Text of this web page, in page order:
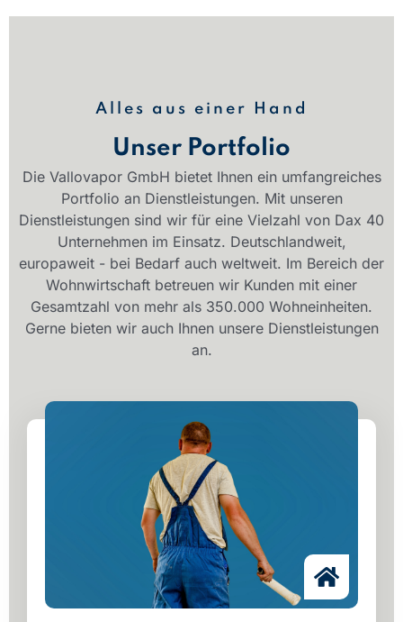
Alles aus einer Hand
Unser Portfolio
Die Vallovapor GmbH bietet Ihnen ein umfangreiches
Portfolio an Dienstleistungen. Mit unseren
Dienstleistungen sind wir für eine Vielzahl von Dax 40
Unternehmen im Einsatz. Deutschlandweit,
europaweit - bei Bedarf auch weltweit. Im Bereich der
Wohnwirtschaft betreuen wir Kunden mit einer
Gesamtzahl von mehr als 350.000 Wohneinheiten.
Gerne bieten wir auch Ihnen unsere Dienstleistungen
an.